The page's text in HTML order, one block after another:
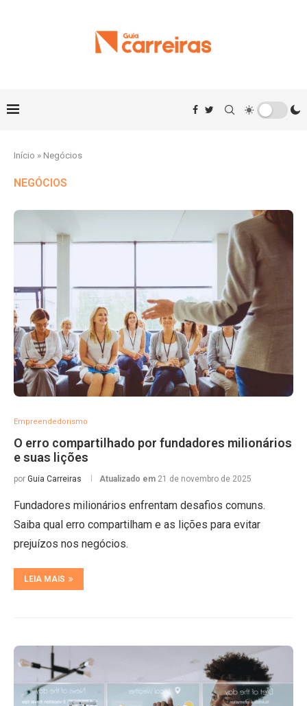
Início » Negócios
NEGÓCIOS
Empreendedorismo
O erro compartilhado por fundadores milionários
e suas lições
por Guia Carreiras Atualizado em 21 de novembro de 2025
Fundadores milionários enfrentam desafios comuns.
Saiba qual erro compartilham e as lições para evitar
prejuízos nos negócios.
LEIA MAIS